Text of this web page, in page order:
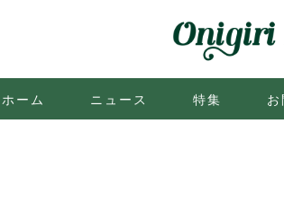
ホーム ニュース 特集